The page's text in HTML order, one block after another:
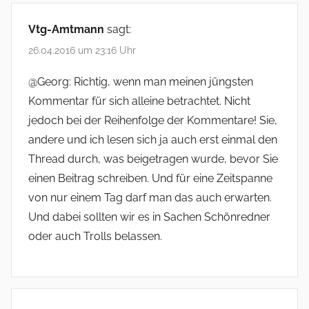
Vtg-Amtmann sagt:
26.04.2016 um 23:16 Uhr
@Georg: Richtig, wenn man meinen jüngsten
Kommentar für sich alleine betrachtet. Nicht
jedoch bei der Reihenfolge der Kommentare! Sie,
andere und ich lesen sich ja auch erst einmal den
Thread durch, was beigetragen wurde, bevor Sie
einen Beitrag schreiben. Und für eine Zeitspanne
von nur einem Tag darf man das auch erwarten.
Und dabei sollten wir es in Sachen Schönredner
oder auch Trolls belassen.